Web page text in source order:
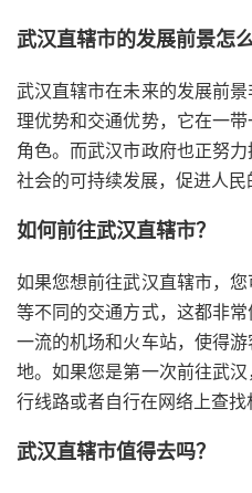
武汉直辖市的发展前景怎么
武汉直辖市在未来的发展前
理优势和交通优势，它在一
角色。而武汉市政府也正努
社会的可持续发展，促进人民
如何前往武汉直辖市？
如果您想前往武汉直辖市，
等不同的交通方式，这都非
一流的机场和火车站，使得
地。如果您是第一次前往武
行线路或者自行在网络上查找
武汉直辖市值得去吗？